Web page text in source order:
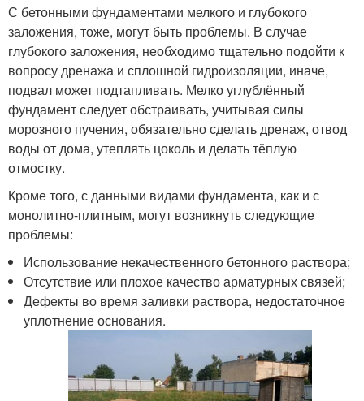
С бетонными фундаментами мелкого и глубокого
заложения, тоже, могут быть проблемы. В случае
глубокого заложения, необходимо тщательно подойти к
вопросу дренажа и сплошной гидроизоляции, иначе,
подвал может подтапливать. Мелко углублённый
фундамент следует обстраивать, учитывая силы
морозного пучения, обязательно сделать дренаж, отвод
воды от дома, утеплять цоколь и делать тёплую
отмостку.
Кроме того, с данными видами фундамента, как и с
монолитно-плитным, могут возникнуть следующие
проблемы:
Использование некачественного бетонного раствора;
Отсутствие или плохое качество арматурных связей;
Дефекты во время заливки раствора, недостаточное
уплотнение основания.